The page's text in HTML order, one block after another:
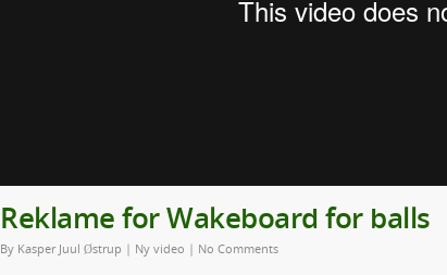
Reklame for Wakeboard for balls
By Kasper Juul Østrup | Ny video | No Comments